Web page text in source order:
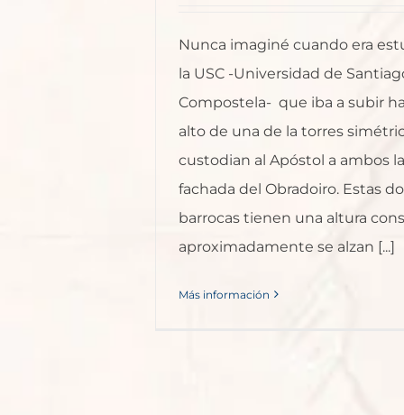
Nunca imaginé cuando era
la USC -Universidad de
Compostela- que iba a subir
alto de una de la torres
custodian al Apóstol a ambos
fachada del Obradoiro. Estas
barrocas tienen una altura
aproximadamente se alzan [...]
Más información